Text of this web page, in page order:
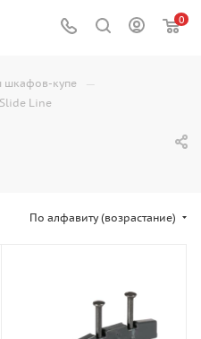
0
шкафов-купе —
Slide Line
По алфавиту (возрастание)